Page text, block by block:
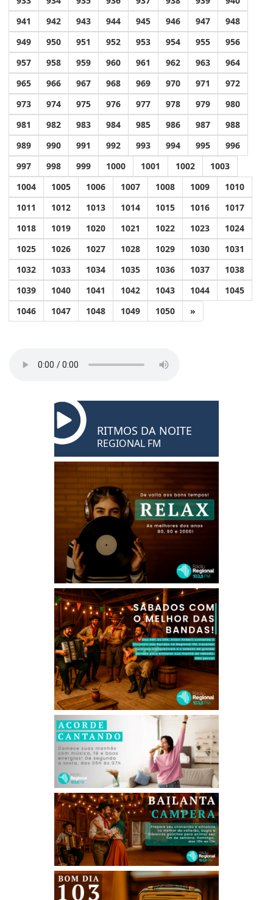
941
942 943 944 945 946 947
948
949
950 951 952 953 954 955
956
957
958 959 960 961 962 963
964
965
966 967 968 969 970 971
972
973
974 975 976 977 978 979
980
981
982 983 984 985 986 987
988
989
990 991 992 993 994 995
996
997
998 999 1000 1001 1002
1003
1004
1005 1006 1007 1008 1009
1010
1011
1012 1013 1014 1015 1016
1017
1018
1019 1020 1021 1022 1023
1024
1025
1026 1027 1028 1029 1030
1031
1032
1033 1034 1035 1036 1037
1038
1039
1040 1041 1042 1043 1044
1045
1046
1047 1048 1049 1050 »
RITMOS DA NOITE
REGIONAL FM